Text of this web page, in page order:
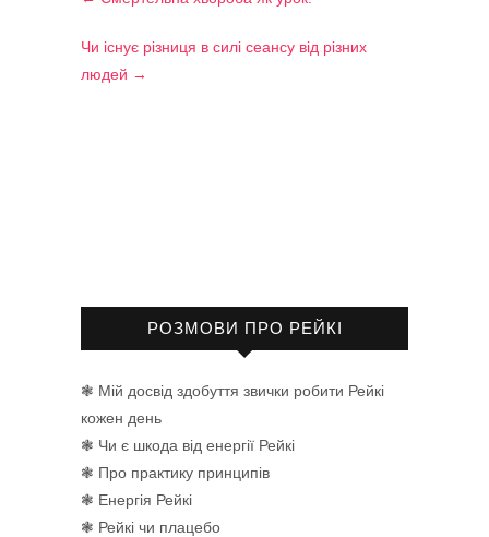
Чи існує різниця в силі сеансу від різних
людей →
РОЗМОВИ ПРО РЕЙКІ
❃ Мій досвід здобуття звички робити Рейкі
кожен день
❃ Чи є шкода від енергії Рейкі
❃ Про практику принципів
❃ Енергія Рейкі
❃ Рейкі чи плацебо